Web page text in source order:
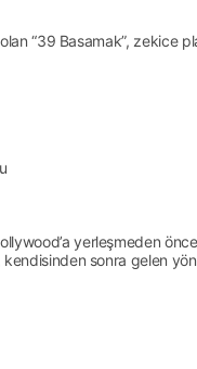
“39 Basamak”, zekice
yerleşmeden
sonra gelen